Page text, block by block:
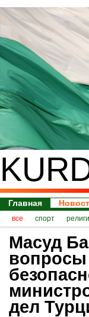
Главная
все спорт
Масуд
вопросы
дел